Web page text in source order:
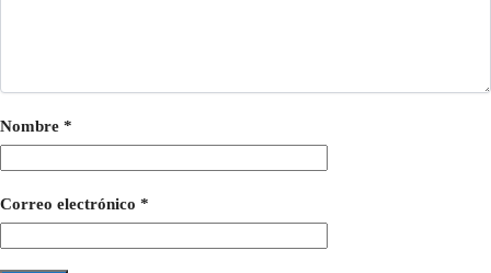
Nombre *
Correo electrónico *